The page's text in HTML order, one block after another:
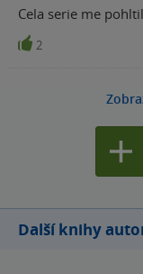
Cela serie me
2
Další knihy